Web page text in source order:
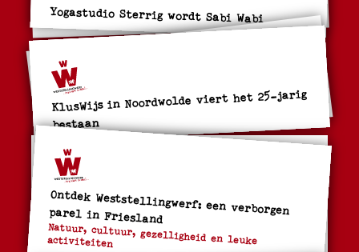
Yogastudio Sterrig wordt Sabi Wabi
KlusWijs in Noordwolde viert het 25-jarig
bestaan
Ontdek Weststellingwerf: een verborgen parel in Friesland
Natuur, cultuur, gezelligheid en leuke activiteiten